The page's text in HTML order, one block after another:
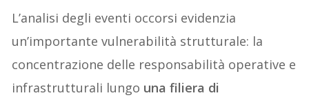
L’analisi degli eventi occorsi evidenzia
un’importante vulnerabilità strutturale: la
concentrazione delle responsabilità operative e
infrastrutturali lungo una filiera di